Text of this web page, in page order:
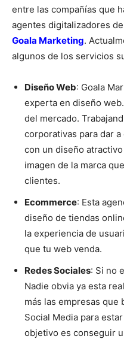
entre las compañías que
agentes digitalizadores
Goala Marketing.
algunos de los servicios
Diseño Web: Goala
experta en diseño
del mercado.
corporativas para dar
con un diseño
imagen de la marca
clientes.
Ecommerce: Esta
diseño de tiendas
la experiencia de
que tu web venda.
Redes Sociales: Si no
Nadie obvia ya esta
más las empresas que
Social Media para
objetivo es conseguir